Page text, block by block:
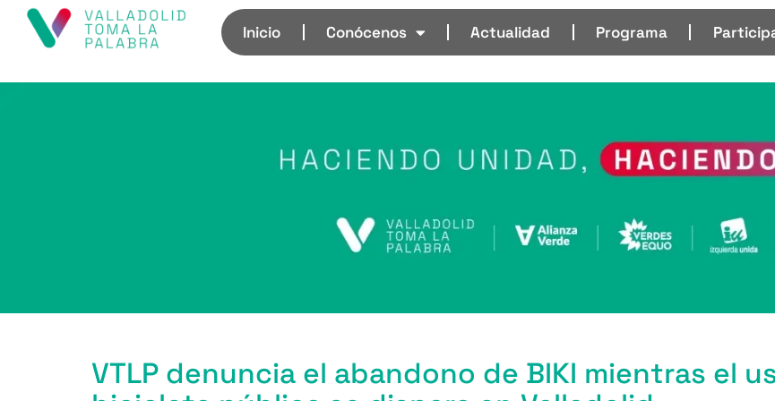
Inicio Conócenos Actualidad Programa
VTLP denuncia el abandono de BIKI mientras el